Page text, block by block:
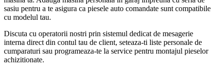
sasiu pentru a te asigura ca piesele auto comandate sunt compatibile
cu modelul tau.
Discuta cu operatorii nostri prin sistemul dedicat de mesagerie
interna direct din contul tau de client, seteaza-ti liste personale de
cumparaturi sau programeaza-te la service pentru montajul pieselor
achizitionate.